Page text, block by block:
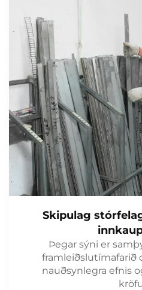
Skipulag
Þegar sýni er
framleiðslutímafarið
nauðsynlegra efnis